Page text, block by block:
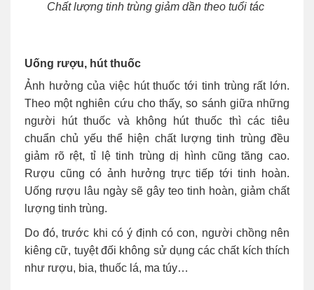
Chất lượng tinh trùng giảm dần theo tuổi tác
Uống rượu, hút thuốc
Ảnh hưởng của việc hút thuốc tới tinh trùng rất lớn.
Theo một nghiên cứu cho thấy, so sánh giữa những
người hút thuốc và không hút thuốc thì các tiêu
chuẩn chủ yếu thể hiện chất lượng tinh trùng đều
giảm rõ rệt, tỉ lệ tinh trùng dị hình cũng tăng cao.
Rượu cũng có ảnh hưởng trực tiếp tới tinh hoàn.
Uống rượu lâu ngày sẽ gây teo tinh hoàn, giảm chất
lượng tinh trùng.
Do đó, trước khi có ý định có con, người chồng nên
kiêng cữ, tuyệt đối không sử dụng các chất kích thích
như rượu, bia, thuốc lá, ma túy…